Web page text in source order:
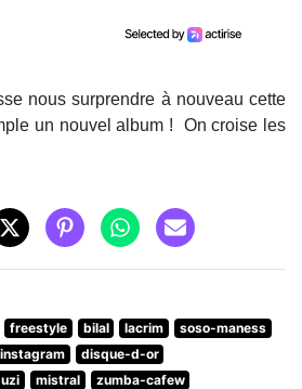
nous surprendre à nouveau cette
un nouvel album ! On croise les
freestyle bilal lacrim
soso-maness
instagram
disque-d-or
mistral zumba-cafew